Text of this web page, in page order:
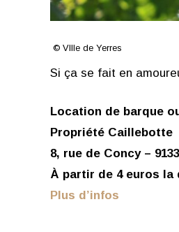
© VIlle de Yerres
Si ça se fait en
Location de barque
Propriété Caillebotte
8, rue de Concy –
À partir de 4 euros la
Plus d’infos